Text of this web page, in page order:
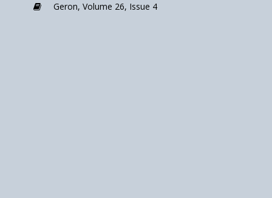
plaats van met mij. Misschien zou een robotje
Geron, Volume 26, Issue 4